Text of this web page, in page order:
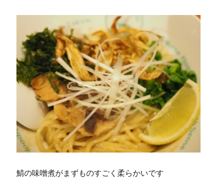
鯖の味噌煮がまずものすごく柔らかいです